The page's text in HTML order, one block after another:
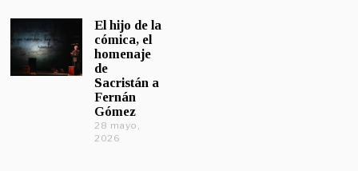
El hijo de la
cómica, el
homenaje
de
Sacristán a
Fernán
Gómez
28 mayo,
2026